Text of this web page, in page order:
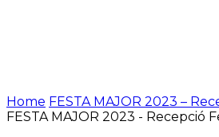
Home FESTA MAJOR 2023 –
FESTA MAJOR 2023 - Recepció